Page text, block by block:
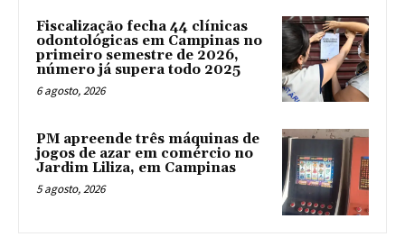
Fiscalização fecha 44 clínicas
odontológicas em Campinas no
primeiro semestre de 2026,
número já supera todo 2025
6 agosto, 2026
PM apreende três máquinas de
jogos de azar em comércio no
Jardim Liliza, em Campinas
5 agosto, 2026